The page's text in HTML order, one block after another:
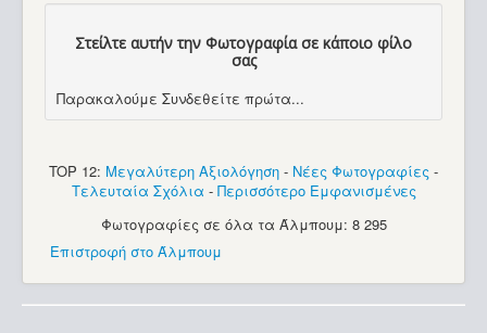
Στείλτε αυτήν την Φωτογραφία σε κάποιο φίλο
σας
Παρακαλούμε Συνδεθείτε πρώτα...
TOP 12: Μεγαλύτερη Αξιολόγηση - Νέες Φωτογραφίες -
Τελευταία Σχόλια - Περισσότερο Εμφανισμένες
Φωτογραφίες σε όλα τα Άλμπουμ: 8 295
Επιστροφή στο Άλμπουμ